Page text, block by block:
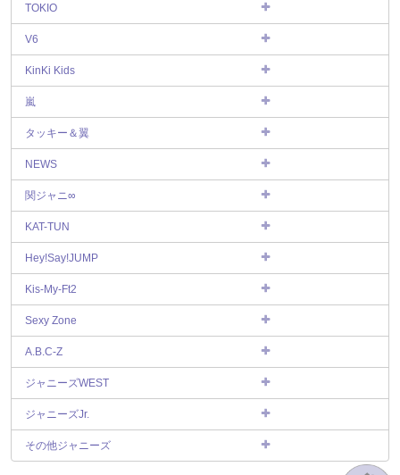
TOKIO
V6
KinKi Kids
嵐
タッキー＆翼
NEWS
関ジャニ∞
KAT-TUN
Hey!Say!JUMP
Kis-My-Ft2
Sexy Zone
A.B.C-Z
ジャニーズWEST
ジャニーズJr.
その他ジャニーズ